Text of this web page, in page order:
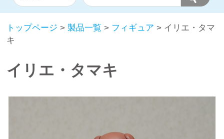
トップページ > 製品一覧 > フィギュア > イリエ・タマ
キ
イリエ・タマキ